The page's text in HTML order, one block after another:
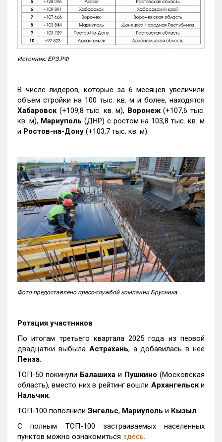
Источник: ЕРЗ.РФ
В числе лидеров, которые за 6 месяцев увеличили
объем стройки на 100 тыс. кв. м и более, находятся
Хабаровск (+109,8 тыс. кв. м), Воронеж(+107,6 тыс.
кв. м), Мариуполь (ДНР) с ростом на 103,8 тыс. кв. м
и Ростов-на-Дону (+103,7 тыс. кв. м).
Фото предоставлено пресс-службой компании Брусника
Ротация участников
По итогам третьего квартала 2025 года из первой
двадцатки выбыла Астрахань, а добавилась в нее
Пенза.
ТОП-50 покинули Балашиха и Пушкино (Московская
область), вместо них в рейтинг вошли Архангельски
Нальчик.
ТОП-100 пополнили Энгельс, Мариуполь и Кызыл.
С полным ТОП-100 застраиваемых населенных
пунктов можно ознакомиться здесь.